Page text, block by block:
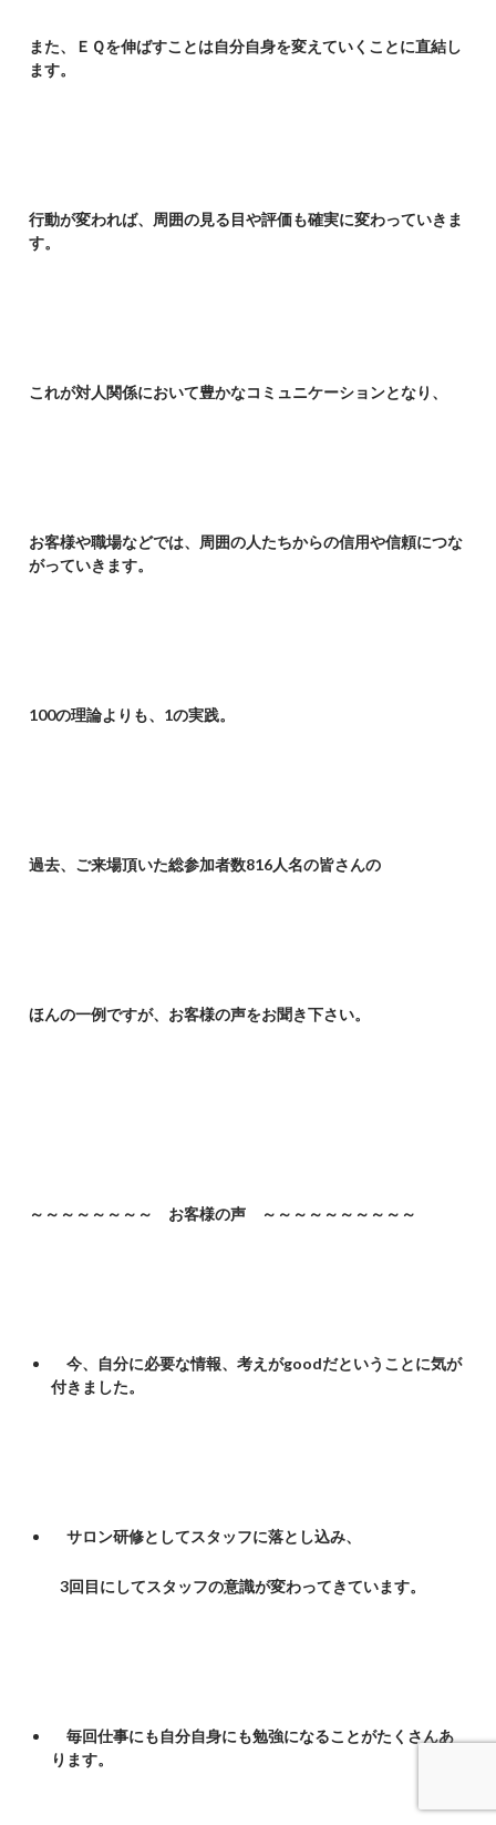
また、ＥＱを伸ばすことは自分自身を変えていくことに直結し
ます。
行動が変われば、周囲の見る目や評価も確実に変わっていきま
す。
これが対人関係において豊かなコミュニケーションとなり、
お客様や職場などでは、周囲の人たちからの信用や信頼につな
がっていきます。
100の理論よりも、1の実践。
過去、ご来場頂いた総参加者数816人名の皆さんの
ほんの一例ですが、お客様の声をお聞き下さい。
～～～～～～～～ お客様の声 ～～～～～～～～～～
今、自分に必要な情報、考えがgoodだということに気が
付きました。
サロン研修としてスタッフに落とし込み、
3回目にしてスタッフの意識が変わってきています。
毎回仕事にも自分自身にも勉強になることがたくさんあ
ります。